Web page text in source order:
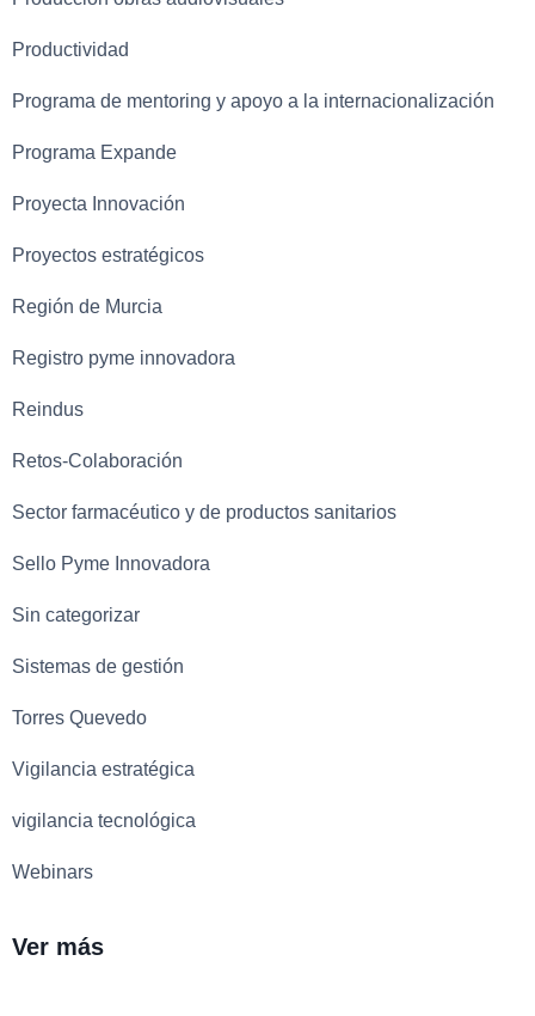
Productividad
Programa de mentoring y apoyo a la internacionalización
Programa Expande
Proyecta Innovación
Proyectos estratégicos
Región de Murcia
Registro pyme innovadora
Reindus
Retos-Colaboración
Sector farmacéutico y de productos sanitarios
Sello Pyme Innovadora
Sin categorizar
Sistemas de gestión
Torres Quevedo
Vigilancia estratégica
vigilancia tecnológica
Webinars
Ver más